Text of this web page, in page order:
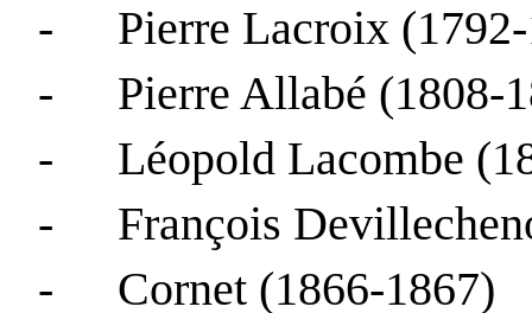
-
Pierre Lacroix
-
Pierre Allabé (1808-
-
Léopold Lacombe
-
François
-
Cornet (1866-1867)